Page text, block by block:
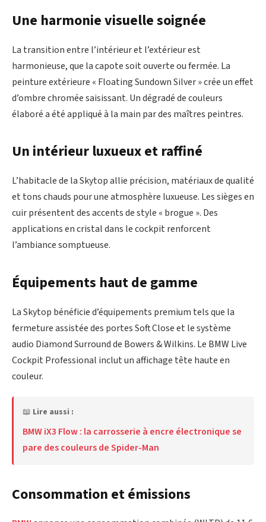
Une harmonie visuelle soignée
La transition entre l’intérieur et l’extérieur est
harmonieuse, que la capote soit ouverte ou fermée. La
peinture extérieure « Floating Sundown Silver » crée un effet
d’ombre chromée saisissant. Un dégradé de couleurs
élaboré a été appliqué à la main par des maîtres peintres.
Un intérieur luxueux et raffiné
L’habitacle de la Skytop allie précision, matériaux de qualité
et tons chauds pour une atmosphère luxueuse. Les sièges en
cuir présentent des accents de style « brogue ». Des
applications en cristal dans le cockpit renforcent
l’ambiance somptueuse.
Équipements haut de gamme
La Skytop bénéficie d’équipements premium tels que la
fermeture assistée des portes Soft Close et le système
audio Diamond Surround de Bowers & Wilkins. Le BMW Live
Cockpit Professional inclut un affichage tête haute en
couleur.
📖 Lire aussi :
BMW iX3 Flow : la carrosserie à encre électronique se
pare des couleurs de Spider-Man
Consommation et émissions